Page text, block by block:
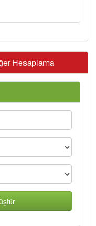
Hesaplama